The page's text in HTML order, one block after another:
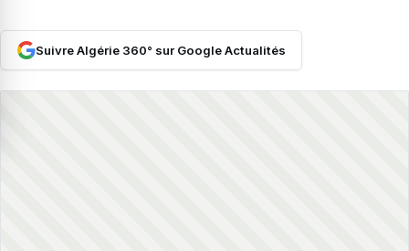
Suivre Algérie 360° sur Google Actualités